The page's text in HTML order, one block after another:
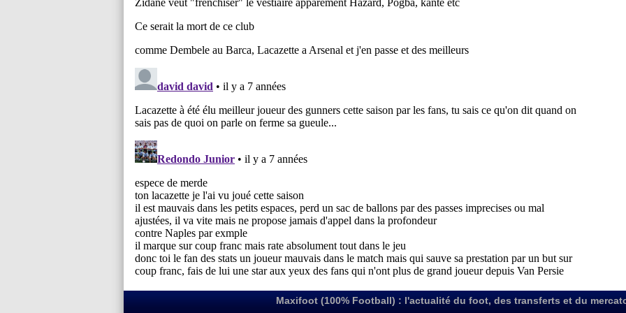
Maxifoot (100% Football) : l'actualité du foot, des transferts et du